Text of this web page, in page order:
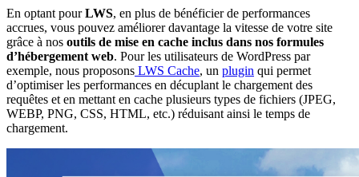
En optant pourLWS, en plus de bénéficier de performances
accrues, vous pouvez améliorer davantage la vitesse de votre site
grâce à nos outils de mise en cache inclus dans nos formules
d’hébergement web. Pour les utilisateurs de WordPress par
exemple, nous proposons LWS Cache, un plugin qui permet
d’optimiser les performances en décuplant le chargement des
requêtes et en mettant en cache plusieurs types de fichiers (JPEG,
WEBP, PNG, CSS, HTML, etc.) réduisant ainsi le temps de
chargement.